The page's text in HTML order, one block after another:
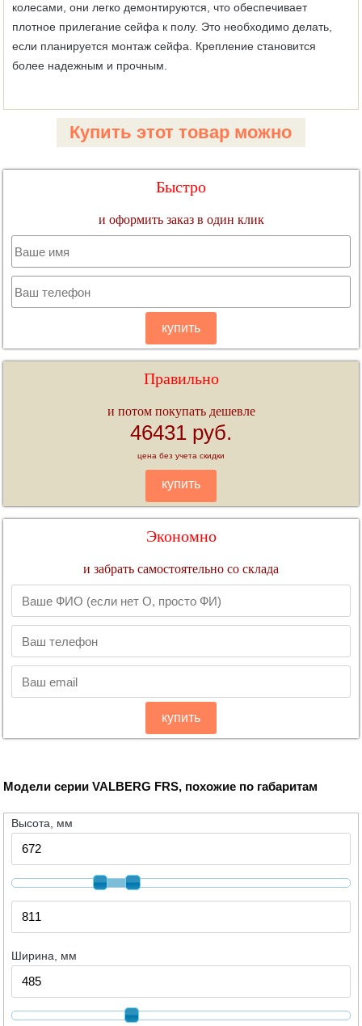
колесами, они легко демонтируются, что обеспечивает
плотное прилегание сейфа к полу. Это необходимо делать,
если планируется монтаж сейфа. Крепление становится
более надежным и прочным.
Купить этот товар можно
Быстро
и оформить заказ в один клик
купить
Правильно
и потом покупать дешевле
46431 руб.
цена без учета скидки
купить
Экономно
и забрать самостоятельно со склада
купить
Модели серии VALBERG FRS, похожие по габаритам
Высота, мм
Ширина, мм